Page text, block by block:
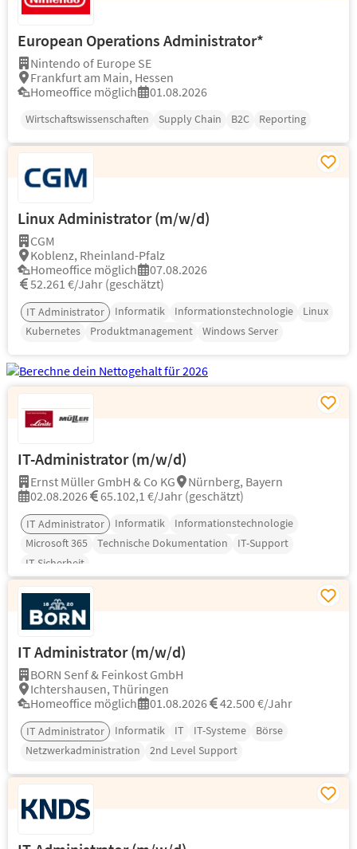
European Operations Administrator*
Nintendo of Europe SE
Frankfurt am Main, Hessen
Homeoffice möglich
01.08.2026
Wirtschaftswissenschaften Supply Chain B2C Reporting
Linux Administrator (m/w/d)
CGM
Koblenz, Rheinland-Pfalz
Homeoffice möglich
07.08.2026
52.261 €/Jahr (geschätzt)
IT Administrator Informatik Informationstechnologie
Linux
Kubernetes
Produktmanagement Windows Server
IT-Administrator (m/w/d)
Ernst Müller GmbH & Co KG
Nürnberg, Bayern
02.08.2026
65.102,1 €/Jahr (geschätzt)
IT Administrator Informatik
Informationstechnologie
Microsoft 365
Technische Dokumentation
IT-Support
IT-Sicherheit
IT Administrator (m/w/d)
BORN Senf & Feinkost GmbH
Ichtershausen, Thüringen
Homeoffice möglich
01.08.2026 42.500 €/Jahr
IT Administrator Informatik IT IT-Systeme
Börse
Netzwerkadministration
2nd Level Support